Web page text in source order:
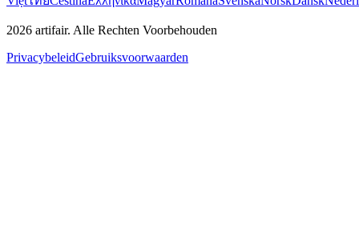
2026 artifair. Alle Rechten Voorbehouden
PrivacybeleidGebruiksvoorwaarden